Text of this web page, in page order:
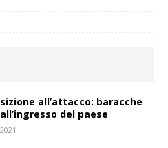
all’attacco: baracche
del paese